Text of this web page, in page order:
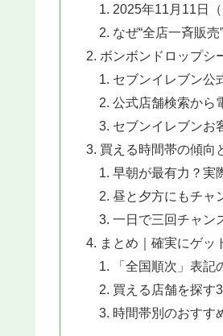
2025年11月11日
なぜ“全店一斉販
ボンボンドロップシ
セブンイレブン公
公式店舗検索から
セブンイレブンお
買える時間帯の傾向
早朝が最有力？実
昼と夕方にもチャ
一日で三回チャン
まとめ｜確実にゲッ
「全国順次」表
買える店舗を探す
時間帯別のおすす